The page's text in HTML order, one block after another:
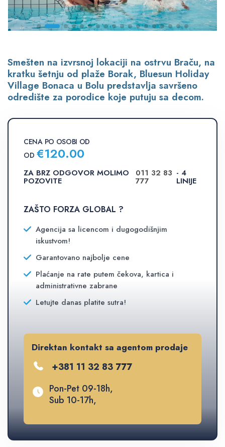
Smešten na izvrsnoj lokaciji na ostrvu Braču, na
kratku šetnju od plaže Borak, Bluesun Holiday
Village Bonaca u Bolu predstavlja savršeno
odredište za porodice koje putuju sa decom.
CENA PO OSOBI OD
OD €120.00
ZA BRZ ODGOVOR MOLIMO
POZOVITE
011 32 83
777
- 4
LINIJE
ZAŠTO FORZA GLOBAL ?
Agencija sa licencom i dugogodišnjim
iskustvom!
Garantovano najbolje cene
Plaćanje na rate putem čekova, kartica i
administrativne zabrane
Letujte danas platite sutra!
Direktan kontakt sa agentom prodaje
+381 11 32 83 777
Pon-Pet 09-18h,
Sub 10-17h,